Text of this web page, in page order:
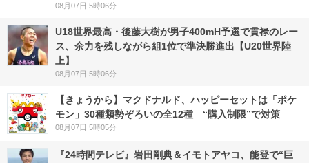
08月07日 5時06分
U18世界最高・後藤大樹が男子400mH予選で貫禄のレー
ス、余力を残しながら組1位で準決勝進出【U20世界陸
上】
08月07日 5時06分
【きょうから】マクドナルド、ハッピーセットは「ポケ
モン」30種類勢ぞろいの全12種 “購入制限”で対策
08月07日 5時05分
『24時間テレビ』岩田剛典＆イモトアヤコ、能登で“巨